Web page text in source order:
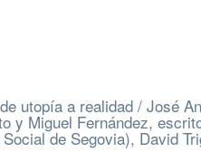
utopía a realidad / José
y Miguel Fernández,
de Segovia), David